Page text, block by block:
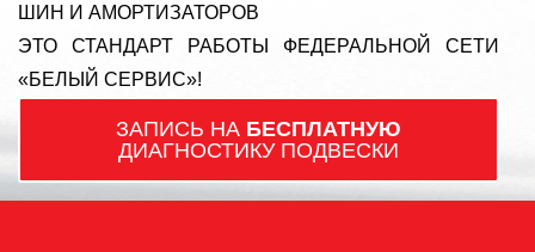
ШИН И АМОРТИЗАТОРОВ
ЭТО СТАНДАРТ РАБОТЫ ФЕДЕРАЛЬНОЙ СЕТИ
«БЕЛЫЙ СЕРВИС»!
ЗАПИСЬ НА БЕСПЛАТНУЮ
ДИАГНОСТИКУ ПОДВЕСКИ